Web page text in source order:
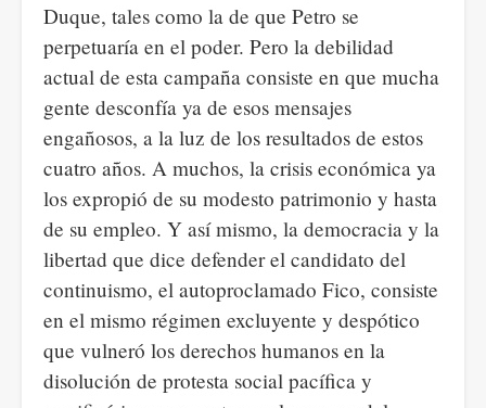
Duque, tales como la de que Petro se
perpetuaría en el poder. Pero la debilidad
actual de esta campaña consiste en que mucha
gente desconfía ya de esos mensajes
engañosos, a la luz de los resultados de estos
cuatro años. A muchos, la crisis económica ya
los expropió de su modesto patrimonio y hasta
de su empleo. Y así mismo, la democracia y la
libertad que dice defender el candidato del
continuismo, el autoproclamado Fico, consiste
en el mismo régimen excluyente y despótico
que vulneró los derechos humanos en la
disolución de protesta social pacífica y